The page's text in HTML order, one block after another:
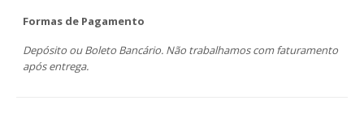
Formas de Pagamento
Depósito ou Boleto Bancário. Não trabalhamos com faturamento
após entrega.